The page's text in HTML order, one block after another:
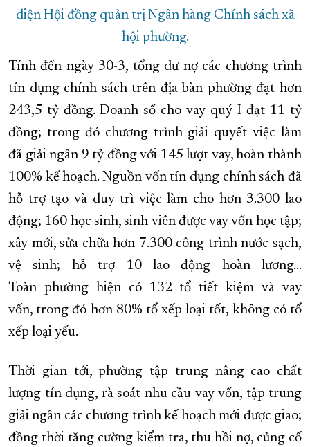
diện Hội đồng quản trị Ngân hàng Chính sách xã
hội phường.
Tính đến ngày 30-3, tổng dư nợ các chương trình
tín dụng chính sách trên địa bàn phường đạt hơn
243,5 tỷ đồng. Doanh số cho vay quý I đạt 11 tỷ
đồng; trong đó chương trình giải quyết việc làm
đã giải ngân 9 tỷ đồng với 145 lượt vay, hoàn thành
100% kế hoạch. Nguồn vốn tín dụng chính sách đã
hỗ trợ tạo và duy trì việc làm cho hơn 3.300 lao
động; 160 học sinh, sinh viên được vay vốn học tập;
xây mới, sửa chữa hơn 7.300 công trình nước sạch,
vệ sinh; hỗ trợ 10 lao động hoàn lương...
Toàn phường hiện có 132 tổ tiết kiệm và vay
vốn, trong đó hơn 80% tổ xếp loại tốt, không có tổ
xếp loại yếu.
Thời gian tới, phường tập trung nâng cao chất
lượng tín dụng, rà soát nhu cầu vay vốn, tập trung
giải ngân các chương trình kế hoạch mới được giao;
đồng thời tăng cường kiểm tra, thu hồi nợ, củng cố